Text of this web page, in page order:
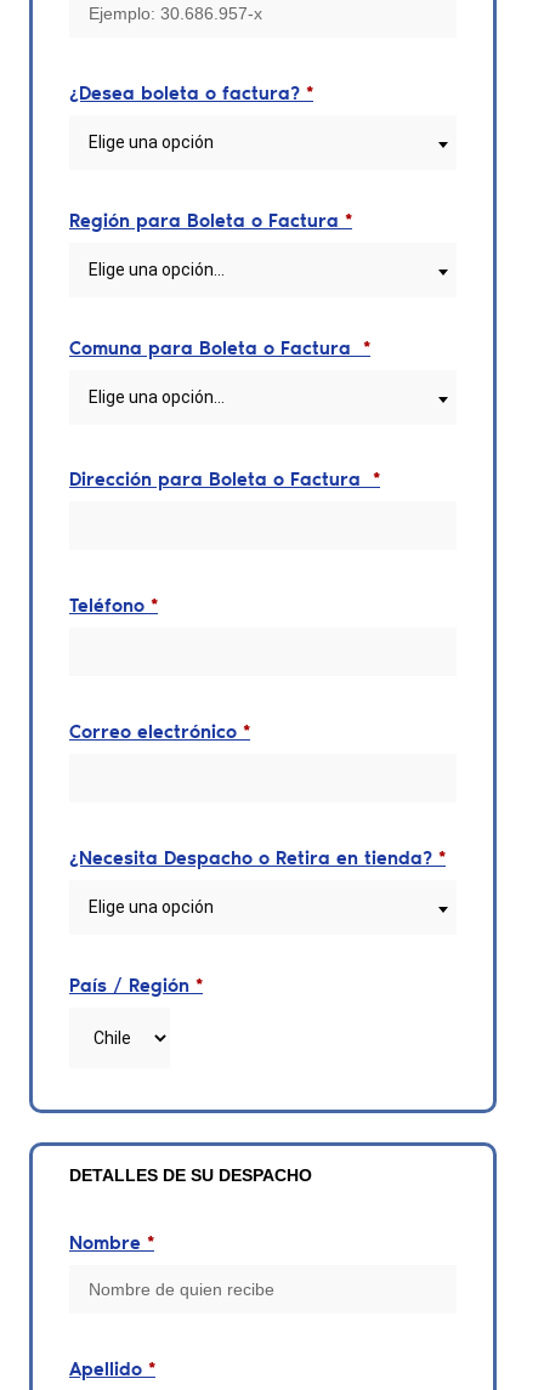
¿Desea boleta o factura? *
Elige una opción
Región para Boleta o Factura *
Elige una opción…
Comuna para Boleta o Factura *
Elige una opción…
Dirección para Boleta o Factura *
Teléfono *
Correo electrónico *
¿Necesita Despacho o Retira en tienda? *
Elige una opción
País / Región *
DETALLES DE SU DESPACHO
Nombre *
Apellido *